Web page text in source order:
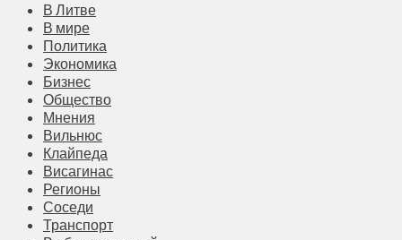
В Литве
В мире
Политика
Экономика
Бизнес
Общество
Мнения
Вильнюс
Клайпеда
Висагинас
Регионы
Соседи
Транспорт